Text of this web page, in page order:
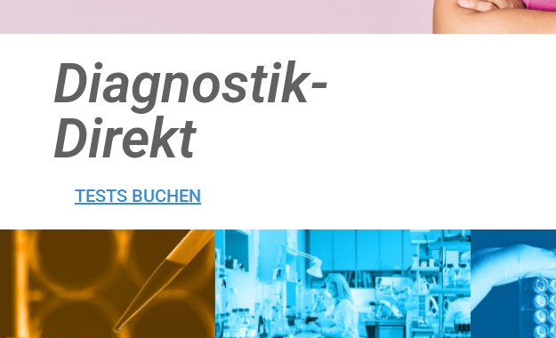
Diagnostik­
Direkt
TESTS BUCHEN